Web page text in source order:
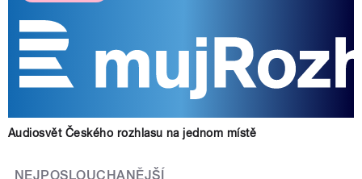
Audiosvět Českého rozhlasu na jednom místě
NEJPOSLOUCHANĚJŠÍ